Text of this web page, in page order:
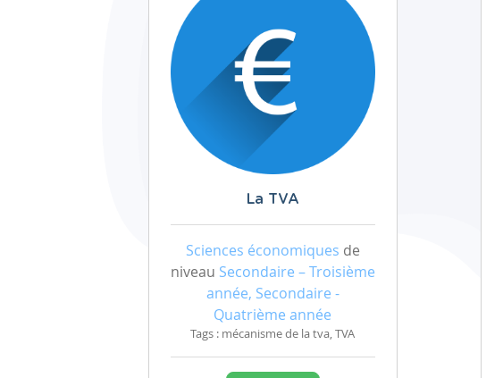
La TVA
Sciences économiques de
niveau Secondaire – Troisième
année, Secondaire -
Quatrième année
Tags : mécanisme de la tva, TVA